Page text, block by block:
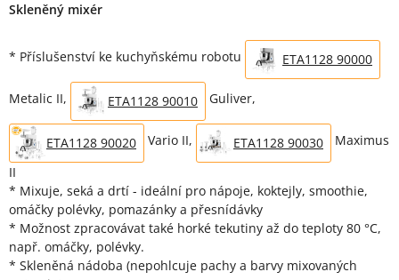
Skleněný mixér
* Příslušenství ke kuchyňskému robotu ETA1128 90000
Metalic II, ETA1128 90010 Guliver,
ETA1128 90020 Vario II, ETA1128 90030
Maximus
II
* Mixuje, seká a drtí - ideální pro nápoje, koktejly, smoothie,
omáčky polévky, pomazánky a přesnídávky
* Možnost zpracovávat také horké tekutiny až do teploty 80 °C,
např. omáčky, polévky.
* Skleněná nádoba (nepohlcuje pachy a barvy mixovaných